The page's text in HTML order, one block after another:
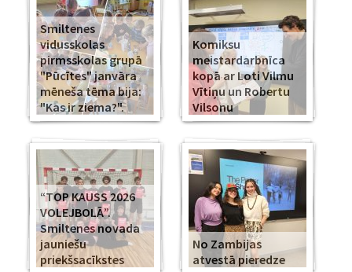
Smiltenes
vidusskolas
pirmsskolas grupā
"Pūcītes" janvāra
mēneša tēma bija:
"Kas ir ziema?".
Komiksu
meistardarbnīca
kopā ar Loti Vilmu
Vītiņu un Robertu
Vilsonu
“TOP KAUSS 2026
VOLEJBOLĀ”.
Smiltenes novada
jauniešu
priekšsacīkstes
No Zambijas
atvestā pieredze